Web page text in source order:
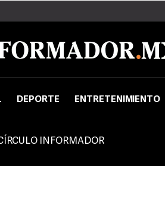
DEPORTE ENTRETENIMIENTO
INFORMADOR